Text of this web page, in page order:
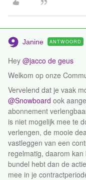
Janine ANTWOORD
Hey @jacco de geus
Welkom op onze
Vervelend dat je vaak
@Snowboard ook
abonnement
is niet mogelijk mee te
verlengen, de mooie
vastleggen van een
regelmatig, daarom
bundel hebt dan de
mee in je